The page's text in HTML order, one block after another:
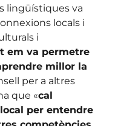
lingüístiques va
locals i
i
em va permetre
millor la
per a altres
que «cal
per entendre